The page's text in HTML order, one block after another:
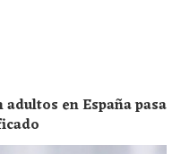
en España pasa